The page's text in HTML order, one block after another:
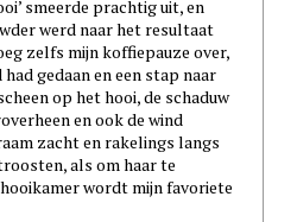
smeerde prachtig uit, en
werd naar het resultaat
zelfs mijn koffiepauze over,
gedaan en een stap naar
op het hooi, de schaduw
en ook de wind
zacht en rakelings langs
als om haar te
wordt mijn favoriete